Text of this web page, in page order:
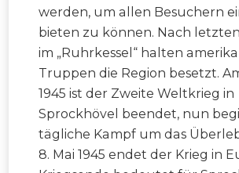
werden, um allen Besuchern
bieten zu können. Nach
im „Ruhrkessel“ halten
Truppen die Region besetzt. Am
1945 ist der Zweite Weltkrieg in
Sprockhövel beendet, nun
tägliche Kampf um das
8. Mai 1945 endet der Krieg in